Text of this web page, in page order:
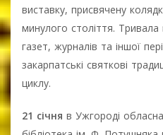
виставку, присвячену
минулого століття.
газет, журналів та іншої
закарпатські святкові
циклу.
21 січня в Ужгороді